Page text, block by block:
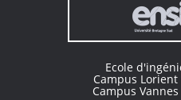
Ecole
Campus Lorient
Campus Vannes